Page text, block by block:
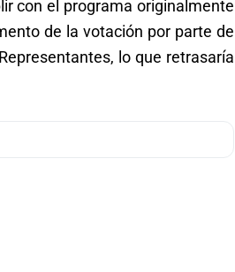
con el programa originalmente
de la votación por parte de
lo que retrasaría